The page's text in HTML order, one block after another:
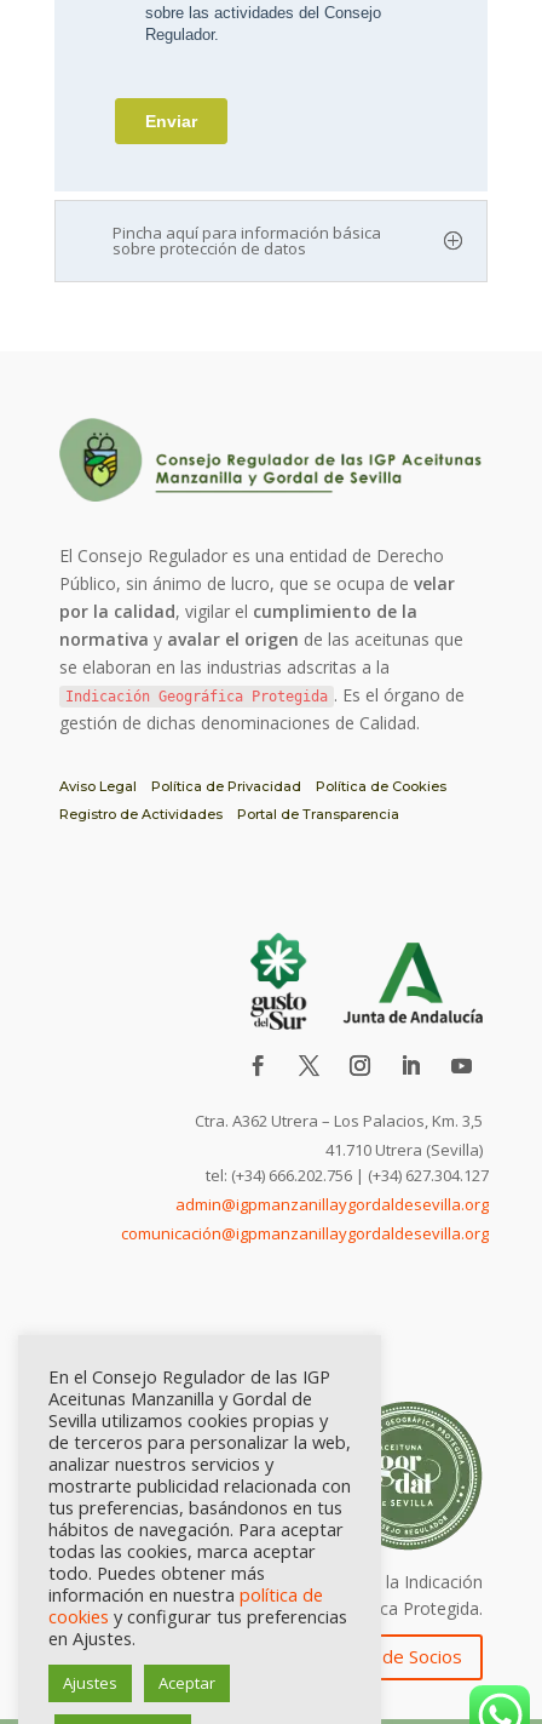
Pincha aquí para información básica
sobre protección de datos
El Consejo Regulador es una entidad de Derecho
Público, sin ánimo de lucro, que se ocupa develar
por la calidad, vigilar el cumplimiento de la
normativa y avalar el origen de las aceitunas que
se elaboran en las industrias adscritas a la
Indicación Geográfica Protegida . Es el órgano de
gestión de dichas denominaciones de Calidad.
Aviso Legal Política de Privacidad
Política de Cookies
Registro de Actividades
Portal de Transparencia
Ctra. A362 Utrera – Los Palacios, Km. 3,5
41.710 Utrera (Sevilla)
tel: (+34) 666.202.756 | (+34) 627.304.127
admin@igpmanzanillaygordaldesevilla.org
comunicación@igpmanzanillaygordaldesevilla.org
Calidad certificada por Origen. Sellos de la Indicación
Geográfica Protegida.
Zona de Socios
En el Consejo Regulador de las IGP
Aceitunas Manzanilla y Gordal de
Sevilla utilizamos cookies propias y
de terceros para personalizar la web,
analizar nuestros servicios y
mostrarte publicidad relacionada con
tus preferencias, basándonos en tus
hábitos de navegación. Para aceptar
todas las cookies, marca aceptar
todo. Puedes obtener más
información en nuestra política de
cookies y configurar tus preferencias
en Ajustes.
Ajustes Aceptar